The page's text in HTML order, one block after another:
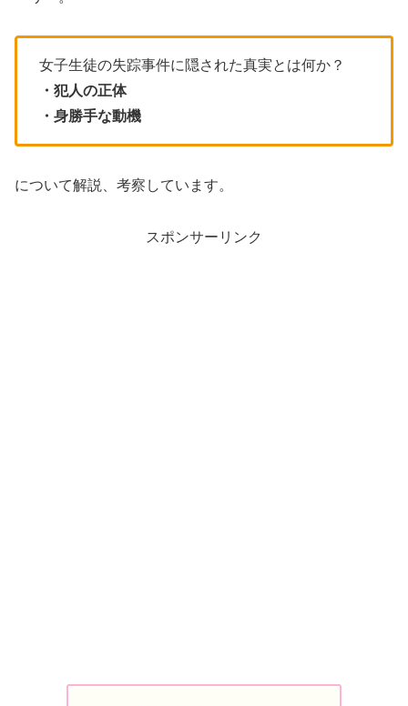
女子生徒の失踪事件に隠された真実とは何か？
・犯人の正体
・身勝手な動機
について解説、考察しています。
スポンサーリンク